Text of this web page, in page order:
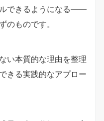
できるようになる——
のものです。
い本質的な理由を整理
きる実践的なアプロー